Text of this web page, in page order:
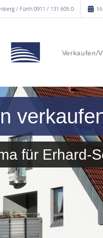
/ Fürth 0911 / 131 605 0
Verkaufen/
für Erhard-